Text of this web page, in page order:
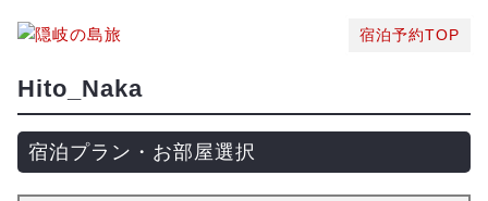
宿泊予約TOP
Hito_Naka
宿泊プラン・お部屋選択